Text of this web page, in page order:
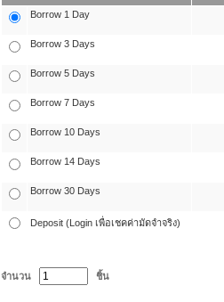
Borrow 1 Day
Borrow 3 Days
Borrow 5 Days
Borrow 7 Days
Borrow 10 Days
Borrow 14 Days
Borrow 30 Days
Deposit (Login เพื่อเชคค่ามัดจำจริง)
จำนวน ชิ้น